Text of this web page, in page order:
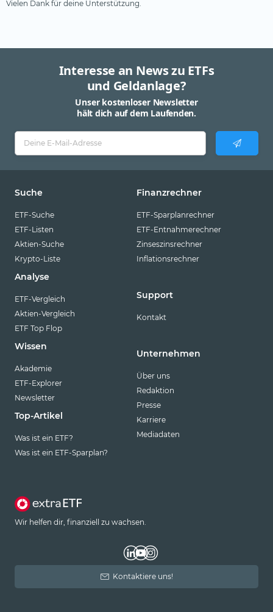
Vielen Dank für deine Unterstützung.
Interesse an News zu ETFs
und Geldanlage?
Unser kostenloser Newsletter
hält dich auf dem Laufenden.
Suche
ETF-Suche
ETF-Listen
Aktien-Suche
Krypto-Liste
Analyse
ETF-Vergleich
Aktien-Vergleich
ETF Top Flop
Wissen
Akademie
ETF-Explorer
Newsletter
Top-Artikel
Was ist ein ETF?
Was ist ein ETF-Sparplan?
Finanzrechner
ETF-Sparplanrechner
ETF-Entnahmerechner
Zinseszinsrechner
Inflationsrechner
Support
Kontakt
Unternehmen
Über uns
Redaktion
Presse
Karriere
Mediadaten
Wir helfen dir, finanziell zu wachsen.
Kontaktiere uns!